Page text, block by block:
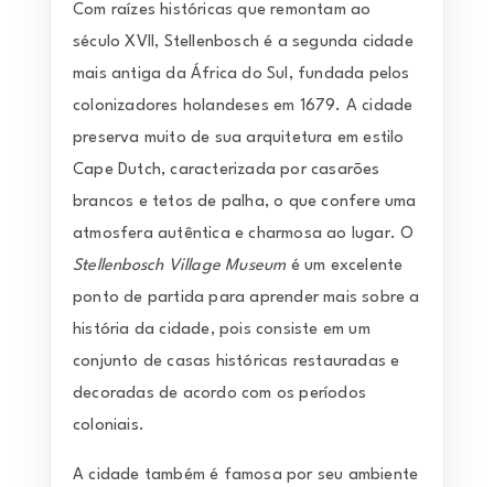
Com raízes históricas que remontam ao
século XVII, Stellenbosch é a segunda cidade
mais antiga da África do Sul, fundada pelos
colonizadores holandeses em 1679. A cidade
preserva muito de sua arquitetura em estilo
Cape Dutch, caracterizada por casarões
brancos e tetos de palha, o que confere uma
atmosfera autêntica e charmosa ao lugar. O
Stellenbosch Village Museum é um excelente
ponto de partida para aprender mais sobre a
história da cidade, pois consiste em um
conjunto de casas históricas restauradas e
decoradas de acordo com os períodos
coloniais.
A cidade também é famosa por seu ambiente